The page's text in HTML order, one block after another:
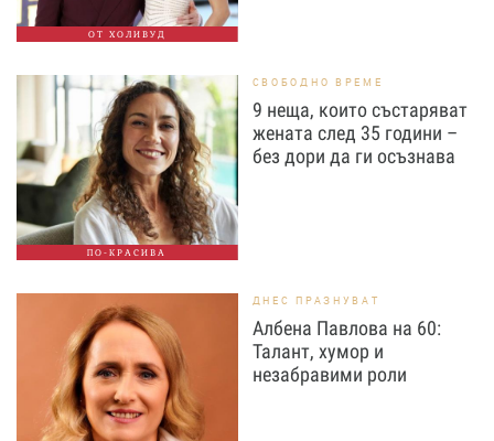
ОТ ХОЛИВУД
ПО-КРАСИВА
СВОБОДНО ВРЕМЕ
9 неща, които състаряват
жената след 35 години –
без дори да ги осъзнава
ДНЕС ПРАЗНУВАТ
Албена Павлова на 60:
Талант, хумор и
незабравими роли